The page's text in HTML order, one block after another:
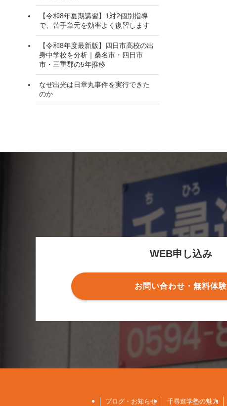
【令和8年夏期講習】1対2個別指導
で、苦手単元を効率よく復習します
【令和8年度最新版】四日市高校の出
身中学校を分析｜桑名市・四日市
市・三重郡の5年推移
なぜ出光は日章丸事件を実行できた
のか
WEB申し込み
お問い合わせ・無料体験
ブログ・お知らせ 千尋進学塾の魅力